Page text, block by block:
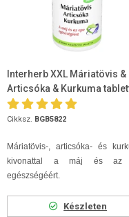
Interherb XXL Máriatövis &
Articsóka & Kurkuma
90db
Cikksz. BGB5822
Máriatövis-, articsóka- és
kivonattal a máj és az
egészségéért.
Készleten